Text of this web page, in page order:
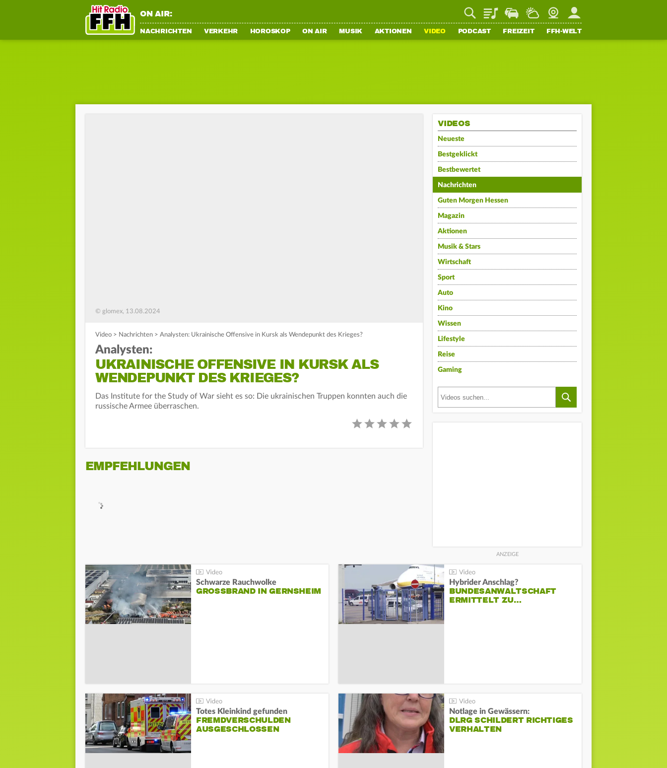
ON AIR: PlaylistStaupilotWetterWebcamMein FFH
NACHRICHTEN VERKEHR HOROSKOP ON AIR MUSIK AKTIONEN VIDEO PODCAST FREIZEIT FFH-WELT
© glomex, 13.08.2024
Video > Nachrichten > Analysten: Ukrainische Offensive in Kursk als Wendepunkt des Krieges?
Analysten:
UKRAINISCHE OFFENSIVE IN KURSK ALS
WENDEPUNKT DES KRIEGES?
Das Institute for the Study of War sieht es so: Die ukrainischen Truppen konnten auch die
russische Armee überraschen.
EMPFEHLUNGEN
VIDEOS
Neueste
Bestgeklickt
Bestbewertet
Nachrichten
Guten Morgen Hessen
Magazin
Aktionen
Musik & Stars
Wirtschaft
Sport
Auto
Kino
Wissen
Lifestyle
Reise
Gaming
Schwarze Rauchwolke
GROSSBRAND IN GERNSHEIM
Hybrider Anschlag?
BUNDESANWALTSCHAFT
ERMITTELT ZU…
Totes Kleinkind gefunden
FREMDVERSCHULDEN
AUSGESCHLOSSEN
Notlage in Gewässern:
DLRG SCHILDERT RICHTIGES
VERHALTEN